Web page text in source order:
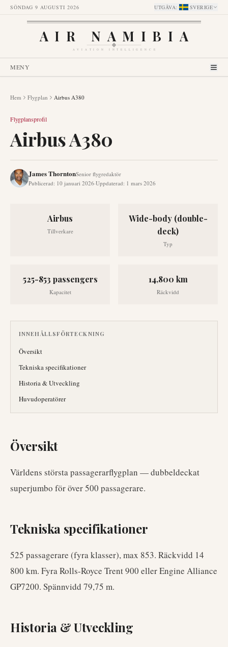
SÖNDAG 9 AUGUSTI 2026 UTGÅVA: SVERIGE
AIR NAMIBIA
AVIATION INTELLIGENCE
MENY
Hem Flygplan Airbus A380
Flygplansprofil
Airbus A380
James ThorntonSenior flygredaktör
Publicerad: 10 januari 2026·Uppdaterad: 1 mars 2026
Airbus
Tillverkare
Wide-body (double-
deck)
Typ
525-853 passengers
Kapacitet
14,800 km
Räckvidd
INNEHÅLLSFÖRTECKNING
Översikt
Tekniska specifikationer
Historia & Utveckling
Huvudoperatörer
Översikt
Världens största passagerarflygplan — dubbeldeckat
superjumbo för över 500 passagerare.
Tekniska specifikationer
525 passagerare (fyra klasser), max 853. Räckvidd 14
800 km. Fyra Rolls-Royce Trent 900 eller Engine Alliance
GP7200. Spännvidd 79,75 m.
Historia & Utveckling